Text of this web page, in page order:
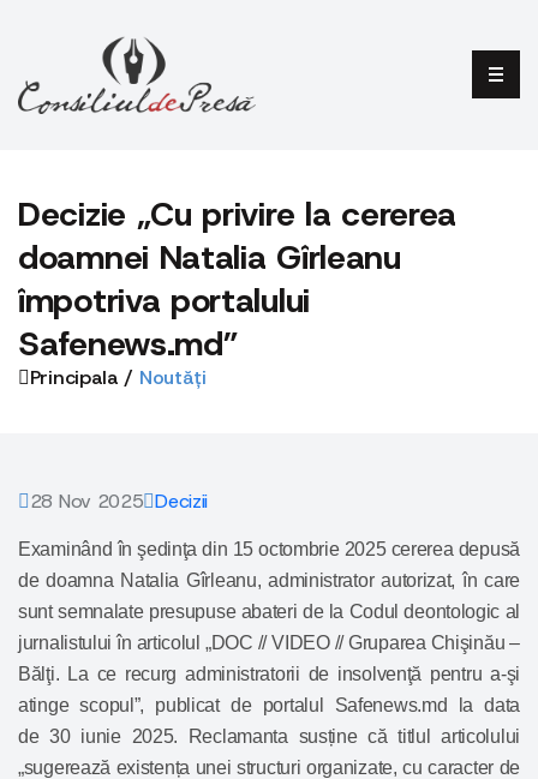
Decizie „Cu privire la cererea
doamnei Natalia Gîrleanu
împotriva portalului
Safenews.md”
Principala / Noutăți
28 Nov 2025 Decizii
Examinând în şedinţa din 15 octombrie 2025 cererea depusă
de doamna Natalia Gîrleanu, administrator autorizat, în care
sunt semnalate presupuse abateri de la Codul deontologic al
jurnalistului în articolul „DOC // VIDEO // Gruparea Chişinău –
Bălţi. La ce recurg administratorii de insolvenţă pentru a-şi
atinge scopul”, publicat de portalul Safenews.md la data
de 30 iunie 2025. Reclamanta susține că titlul articolului
„sugerează existența unei structuri organizate, cu caracter de